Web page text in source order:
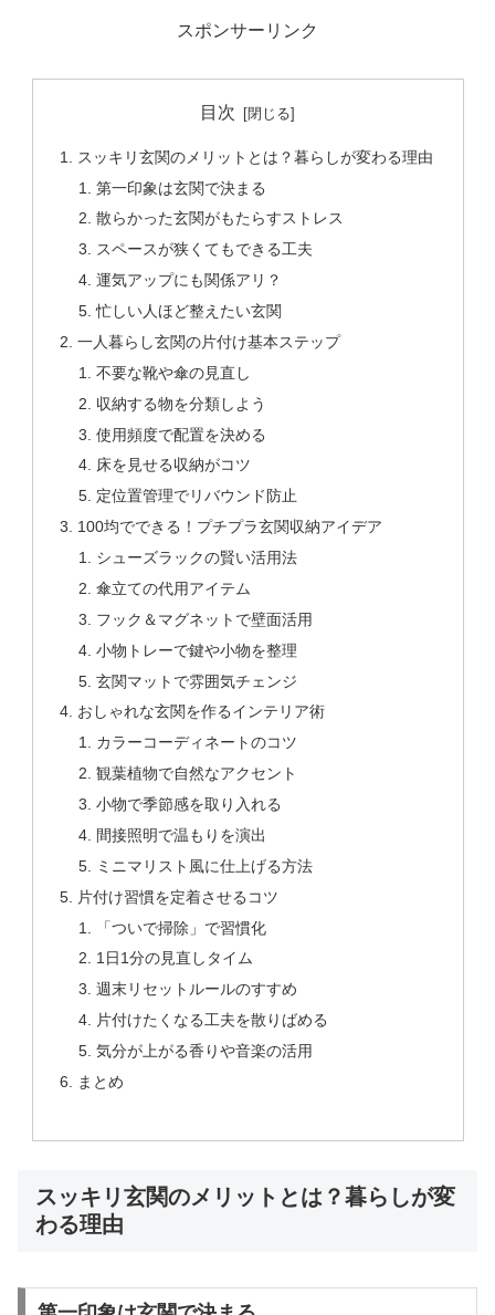
スポンサーリンク
目次
スッキリ玄関のメリットとは？暮らしが変わる理由
第一印象は玄関で決まる
散らかった玄関がもたらすストレス
スペースが狭くてもできる工夫
運気アップにも関係アリ？
忙しい人ほど整えたい玄関
一人暮らし玄関の片付け基本ステップ
不要な靴や傘の見直し
収納する物を分類しよう
使用頻度で配置を決める
床を見せる収納がコツ
定位置管理でリバウンド防止
100均でできる！プチプラ玄関収納アイデア
シューズラックの賢い活用法
傘立ての代用アイテム
フック＆マグネットで壁面活用
小物トレーで鍵や小物を整理
玄関マットで雰囲気チェンジ
おしゃれな玄関を作るインテリア術
カラーコーディネートのコツ
観葉植物で自然なアクセント
小物で季節感を取り入れる
間接照明で温もりを演出
ミニマリスト風に仕上げる方法
片付け習慣を定着させるコツ
「ついで掃除」で習慣化
1日1分の見直しタイム
週末リセットルールのすすめ
片付けたくなる工夫を散りばめる
気分が上がる香りや音楽の活用
まとめ
スッキリ玄関のメリットとは？暮らしが変
わる理由